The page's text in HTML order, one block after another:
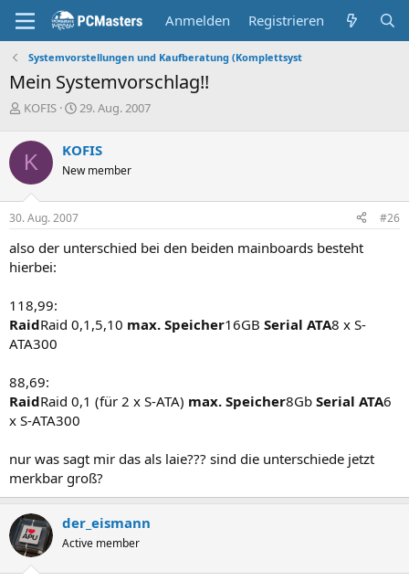
Anmelden Registrieren
Systemvorstellungen und Kaufberatung (Komplettsyst
Mein Systemvorschlag!!
E
s
t
e
l
l
e
KOFIS
E
t
e
l
m
29. Aug. 2007
K KOFIS
New member
30. Aug. 2007 #26
also der unterschied bei den beiden mainboards besteht
hierbei:​
118,99:
RaidRaid 0,1,5,10 max. Speicher16GB Serial ATA8 x S-
ATA300​
88,69:
RaidRaid 0,1 (für 2 x S-ATA) max. Speicher8Gb Serial ATA6
x S-ATA300
nur was sagt mir das als laie??? sind die unterschiede jetzt
merkbar groß?​
der_eismann
Active member